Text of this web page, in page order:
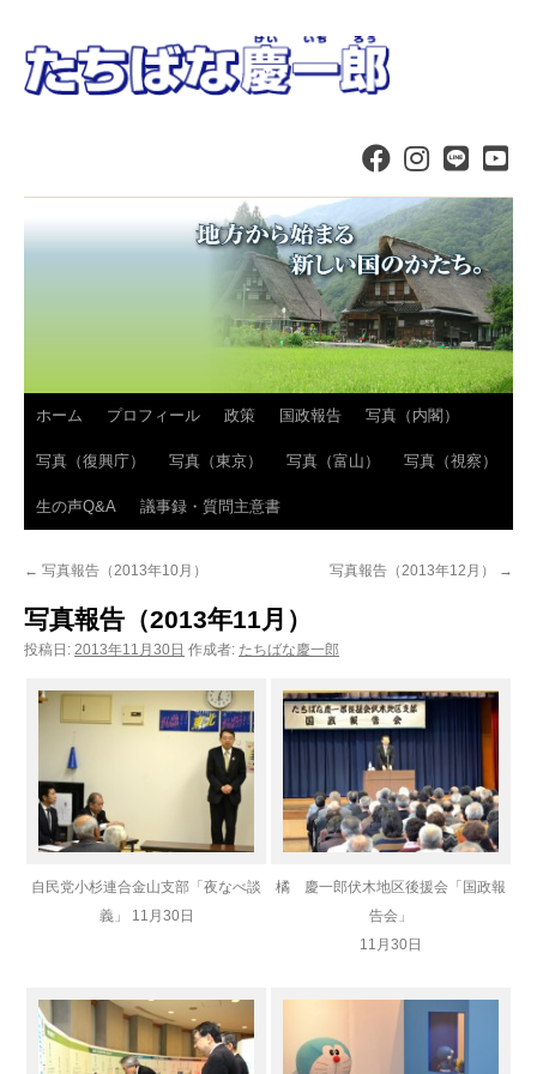
コ
ン
テ
へ
ス
ッ
プ
ホーム プロフィール 政策 国政報告 写真（内閣）
写真（復興庁） 写真（東京） 写真（富山） 写真（視察）
生の声Q&A 議事録・質問主意書
← 写真報告（2013年10月） 写真報告（2013年12月） →
写真報告（2013年11月）
投稿日: 2013年11月30日 作成者: たちばな慶一郎
自民党小杉連合金山支部「夜なべ談
義」 11月30日
橘 慶一郎伏木地区後援会「国政報
告会」
11月30日